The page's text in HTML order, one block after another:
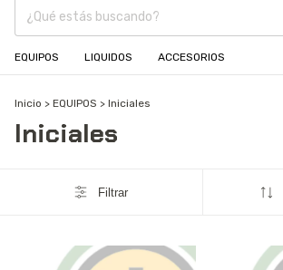
EQUIPOS LIQUIDOS ACCESORIOS
Inicio > EQUIPOS > Iniciales
Iniciales
Filtrar